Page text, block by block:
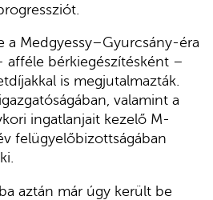
a Medgyessy–Gyurcsány-éra
bérkiegészítésként –
is megjutalmazták.
valamint a
ingatlanjait kezelő M-
felügyelőbizottságában
aztán már úgy került be